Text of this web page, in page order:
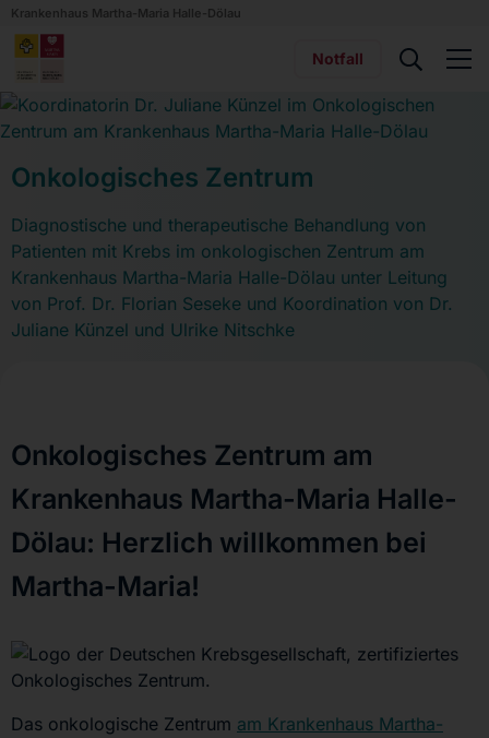
Krankenhaus Martha-Maria Halle-Dölau
Notfall
Onkologisches Zentrum
Diagnostische und therapeutische Behandlung von
Patienten mit Krebs im onkologischen Zentrum am
Krankenhaus Martha-Maria Halle-Dölau unter Leitung
von Prof. Dr. Florian Seseke und Koordination von Dr.
Juliane Künzel und Ulrike Nitschke
Onkologisches Zentrum am
Krankenhaus Martha-Maria Halle-
Dölau: Herzlich willkommen bei
Martha-Maria!
Das onkologische Zentrum am Krankenhaus Martha-